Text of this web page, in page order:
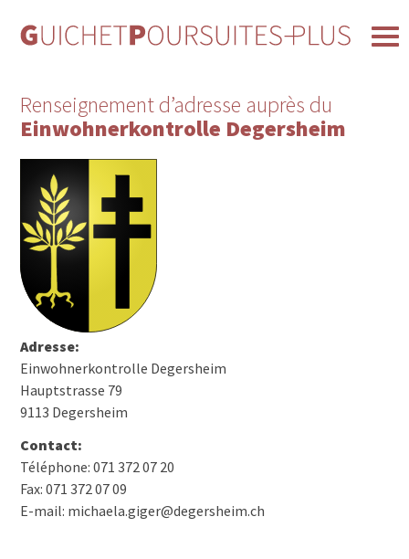
Renseignement d’adresse auprès du
Einwohnerkontrolle Degersheim
Adresse:
Einwohnerkontrolle Degersheim
Hauptstrasse 79
9113 Degersheim
Contact:
Téléphone: 071 372 07 20
Fax: 071 372 07 09
E-mail: michaela.giger@degersheim.ch